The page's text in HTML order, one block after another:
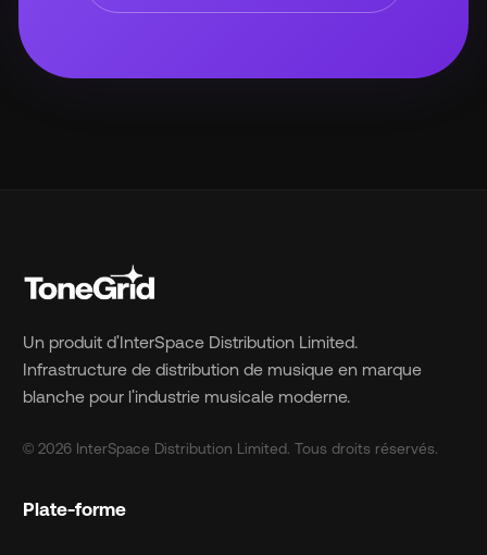
Un produit d'InterSpace Distribution Limited.
Infrastructure de distribution de musique en marque
blanche pour l'industrie musicale moderne.
© 2026 InterSpace Distribution Limited. Tous droits réservés.
Plate-forme